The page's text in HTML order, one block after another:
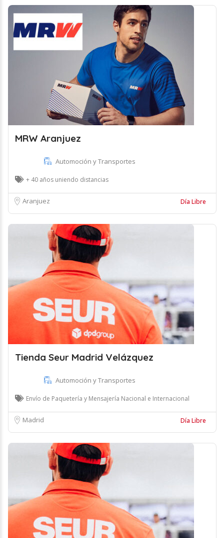
MRW Aranjuez
Automoción y Transportes
+ 40 años uniendo distancias
Aranjuez Día Libre
Tienda Seur Madrid Velázquez
Automoción y Transportes
Envío de Paquetería y Mensajería Nacional e Internacional
Madrid Día Libre